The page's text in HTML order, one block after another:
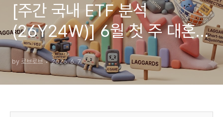
[주간 국내 ETF 분석
(26Y24W)] 6월 첫 주 대혼란
속 살아남는 진짜 주도주 —
AI·반도체 vs 단기 조정
by 로브로브 2026. 6. 7.